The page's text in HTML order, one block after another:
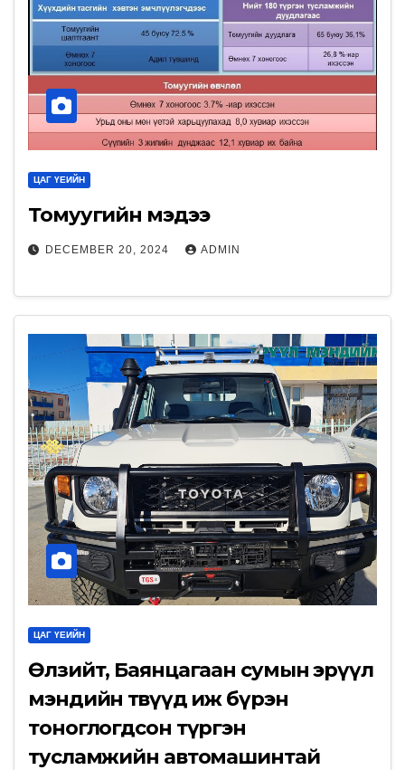
ЦАГ ҮЕИЙН
Томуугийн мэдээ
DECEMBER 20, 2024 ADMIN
ЦАГ ҮЕИЙН
Өлзийт, Баянцагаан сумын эрүүл
мэндийн төвүүд иж бүрэн
тоноглогдсон түргэн
тусламжийн автомашинтай